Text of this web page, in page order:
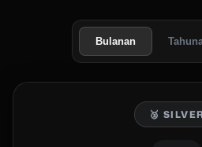
Bulanan
🥈